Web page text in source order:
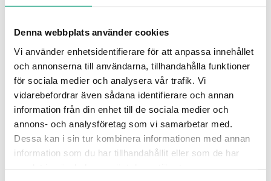
Denna webbplats använder cookies
Vi använder enhetsidentifierare för att anpassa innehållet
och annonserna till användarna, tillhandahålla funktioner
för sociala medier och analysera vår trafik. Vi
vidarebefordrar även sådana identifierare och annan
information från din enhet till de sociala medier och
annons- och analysföretag som vi samarbetar med.
Dessa kan i sin tur kombinera informationen med annan
information som du har tillhandahållit eller som de har
billigare än akuta utryckningar.
Stamspolning i Mörbylånga